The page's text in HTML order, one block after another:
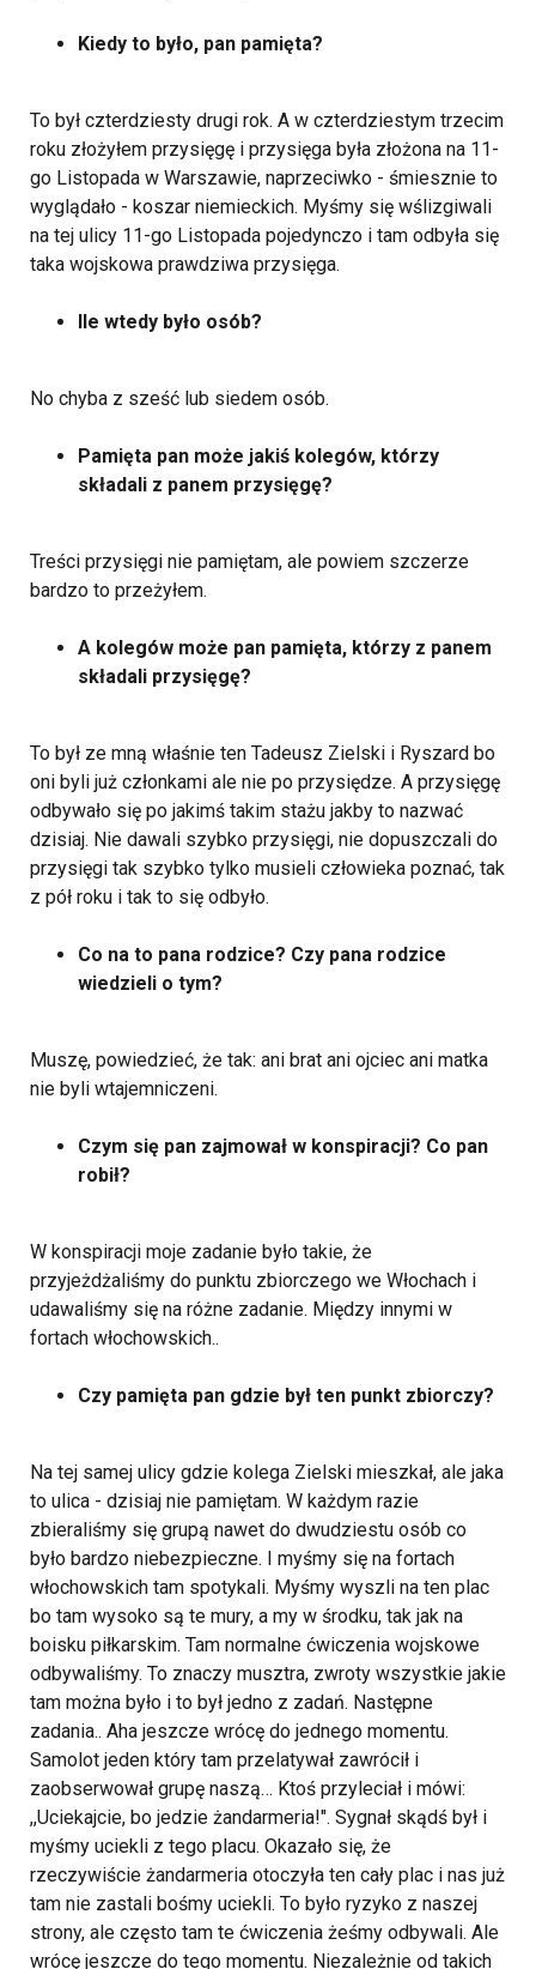
Kiedy to było, pan pamięta?
To był czterdziesty drugi rok. A w czterdziestym trzecim
roku złożyłem przysięgę i przysięga była złożona na 11-
go Listopada w Warszawie, naprzeciwko - śmiesznie to
wyglądało - koszar niemieckich. Myśmy się wślizgiwali
na tej ulicy 11-go Listopada pojedynczo i tam odbyła się
taka wojskowa prawdziwa przysięga.
Ile wtedy było osób?
No chyba z sześć lub siedem osób.
Pamięta pan może jakiś kolegów, którzy
składali z panem przysięgę?
Treści przysięgi nie pamiętam, ale powiem szczerze
bardzo to przeżyłem.
A kolegów może pan pamięta, którzy z panem
składali przysięgę?
To był ze mną właśnie ten Tadeusz Zielski i Ryszard bo
oni byli już członkami ale nie po przysiędze. A przysięgę
odbywało się po jakimś takim stażu jakby to nazwać
dzisiaj. Nie dawali szybko przysięgi, nie dopuszczali do
przysięgi tak szybko tylko musieli człowieka poznać, tak
z pół roku i tak to się odbyło.
Co na to pana rodzice? Czy pana rodzice
wiedzieli o tym?
Muszę, powiedzieć, że tak: ani brat ani ojciec ani matka
nie byli wtajemniczeni.
Czym się pan zajmował w konspiracji? Co pan
robił?
W konspiracji moje zadanie było takie, że
przyjeżdżaliśmy do punktu zbiorczego we Włochach i
udawaliśmy się na różne zadanie. Między innymi w
fortach włochowskich..
Czy pamięta pan gdzie był ten punkt zbiorczy?
Na tej samej ulicy gdzie kolega Zielski mieszkał, ale jaka
to ulica - dzisiaj nie pamiętam. W każdym razie
zbieraliśmy się grupą nawet do dwudziestu osób co
było bardzo niebezpieczne. I myśmy się na fortach
włochowskich tam spotykali. Myśmy wyszli na ten plac
bo tam wysoko są te mury, a my w środku, tak jak na
boisku piłkarskim. Tam normalne ćwiczenia wojskowe
odbywaliśmy. To znaczy musztra, zwroty wszystkie jakie
tam można było i to był jedno z zadań. Następne
zadania.. Aha jeszcze wrócę do jednego momentu.
Samolot jeden który tam przelatywał zawrócił i
zaobserwował grupę naszą… Ktoś przyleciał i mówi:
,,Uciekajcie, bo jedzie żandarmeria!". Sygnał skądś był i
myśmy uciekli z tego placu. Okazało się, że
rzeczywiście żandarmeria otoczyła ten cały plac i nas już
tam nie zastali bośmy uciekli. To było ryzyko z naszej
strony, ale często tam te ćwiczenia żeśmy odbywali. Ale
wrócę jeszcze do tego momentu. Niezależnie od takich